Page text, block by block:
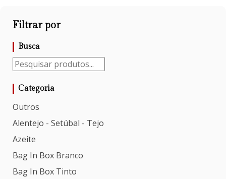
Filtrar por
Busca
Categoria
Outros
Alentejo - Setúbal - Tejo
Azeite
Bag In Box Branco
Bag In Box Tinto